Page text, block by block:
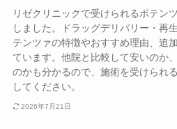
リゼクリニックで受けられるポテン
しました。ドラッグデリバリー・再
テンツァの特徴やおすすめ理由、追
ています。他院と比較して安いのか
のかも分かるので、施術を受けられ
してください。
2026年7月21日